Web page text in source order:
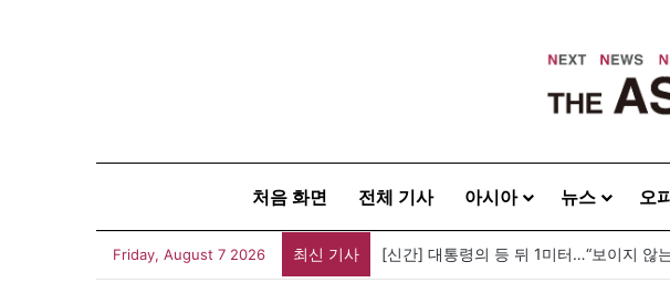
처음 화면 전체 기사 아시아 뉴스 오
Friday, August 7 2026 최신 기사 [신간] 대통령의 등 뒤 1미터…“보이지 않